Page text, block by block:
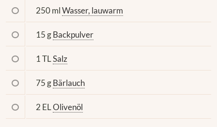
250 mlWasser, lauwarm
15 gBackpulver
1 TLSalz
75 gBärlauch
2 ELOlivenöl